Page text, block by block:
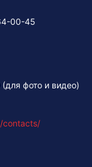
00-45
(для фото и видео)
contacts/